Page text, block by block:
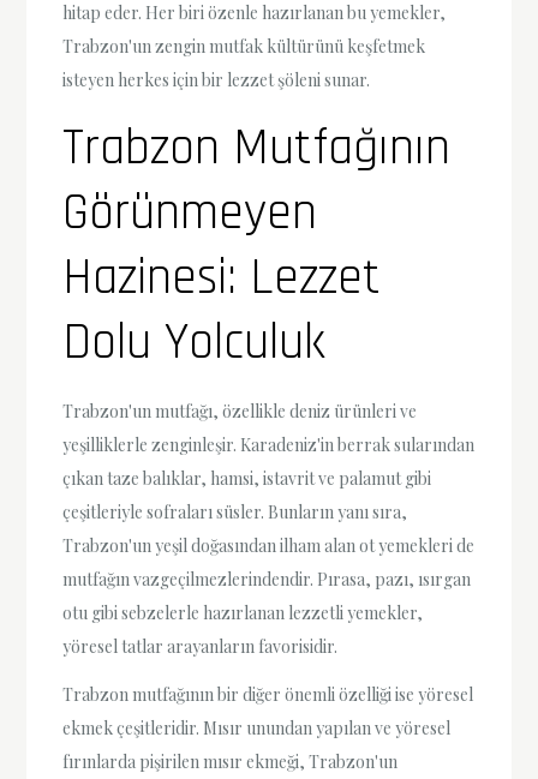
hitap eder. Her biri özenle hazırlanan bu yemekler,
Trabzon'un zengin mutfak kültürünü keşfetmek
isteyen herkes için bir lezzet şöleni sunar.
Trabzon Mutfağının
Görünmeyen
Hazinesi: Lezzet
Dolu Yolculuk
Trabzon'un mutfağı, özellikle deniz ürünleri ve
yeşilliklerle zenginleşir. Karadeniz'in berrak sularından
çıkan taze balıklar, hamsi, istavrit ve palamut gibi
çeşitleriyle sofraları süsler. Bunların yanı sıra,
Trabzon'un yeşil doğasından ilham alan ot yemekleri de
mutfağın vazgeçilmezlerindendir. Pırasa, pazı, ısırgan
otu gibi sebzelerle hazırlanan lezzetli yemekler,
yöresel tatlar arayanların favorisidir.
Trabzon mutfağının bir diğer önemli özelliği ise yöresel
ekmek çeşitleridir. Mısır unundan yapılan ve yöresel
fırınlarda pişirilen mısır ekmeği, Trabzon'un